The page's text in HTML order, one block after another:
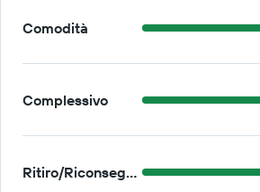
Comodità
Complessivo
Ritiro/Riconsegna